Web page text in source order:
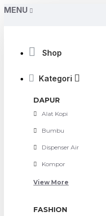
MENU
Shop
Kategori
DAPUR
Alat Kopi
Bumbu
Dispenser Air
Kompor
View More
FASHION